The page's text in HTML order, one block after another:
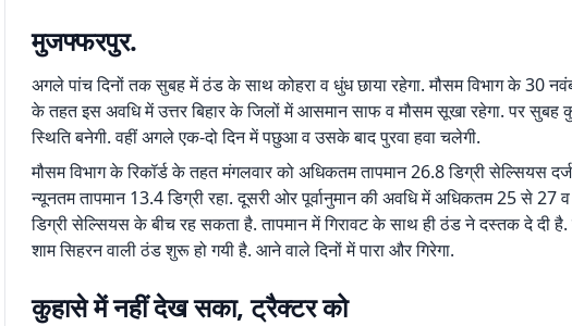
मुजफ्फरपुर.
अगले पांच दिनों तक सुबह में ठंड के साथ कोहरा व धुंध छाया रहेगा. मौसम विभाग के 30
के तहत इस अवधि में उत्तर बिहार के जिलों में आसमान साफ व मौसम सूखा रहेगा. पर सुबह
स्थिति बनेगी. वहीं अगले एक-दो दिन में पछुआ व उसके बाद पुरवा हवा चलेगी.
मौसम विभाग के रिकॉर्ड के तहत मंगलवार को अधिकतम तापमान 26.8 डिग्री सेल्सियस दर्ज
न्यूनतम तापमान 13.4 डिग्री रहा. दूसरी ओर पूर्वानुमान की अवधि में अधिकतम 25 से
डिग्री सेल्सियस के बीच रह सकता है. तापमान में गिरावट के साथ ही ठंड ने दस्तक दे दी
शाम सिहरन वाली ठंड शुरू हो गयी है. आने वाले दिनों में पारा और गिरेगा.
कुहासे में नहीं देख सका, ट्रैक्टर को